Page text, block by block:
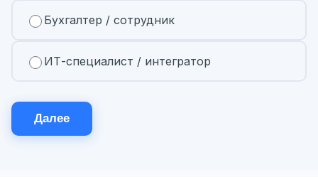
Бухгалтер / сотрудник
ИТ-специалист / интегратор
Далее